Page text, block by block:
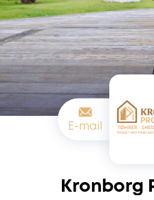
E-mail
Kronborg